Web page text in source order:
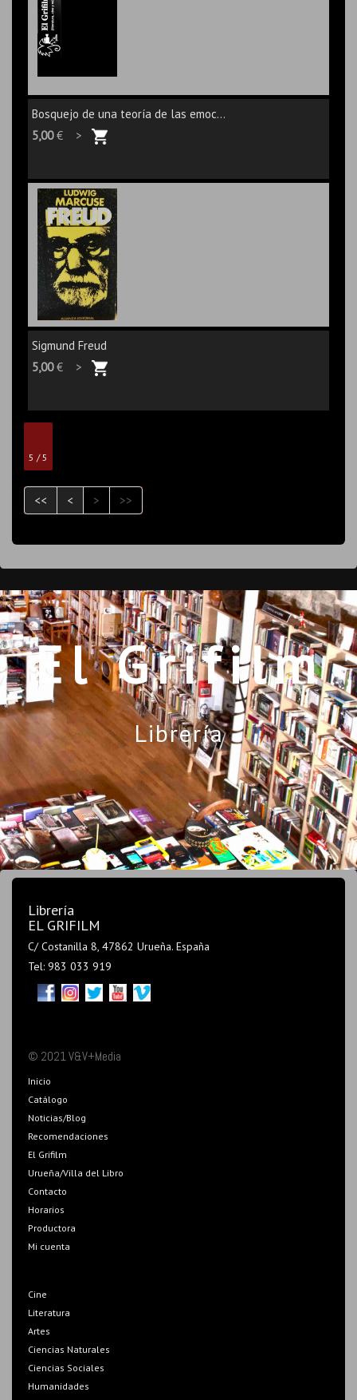
Bosquejo de una teoría de las emoc...
5,00€ >
Sigmund Freud
5,00€ >
5 / 5
<< < > >>
El Grifilm
Librería
Librería
EL GRIFILM
C/ Costanilla 8, 47862 Urueña. España
Tel: 983 033 919
© 2021 V&V+Media
Inicio
Catálogo
Noticias/Blog
Recomendaciones
El Grifilm
Urueña/Villa del Libro
Contacto
Horarios
Productora
Mi cuenta
Cine
Literatura
Artes
Ciencias Naturales
Ciencias Sociales
Humanidades